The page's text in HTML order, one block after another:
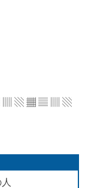
▧ ▦ ▤ ▥ ▧